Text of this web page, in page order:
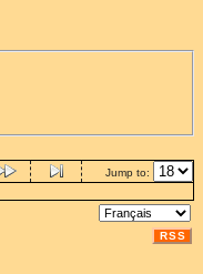
Jump to:
RSS